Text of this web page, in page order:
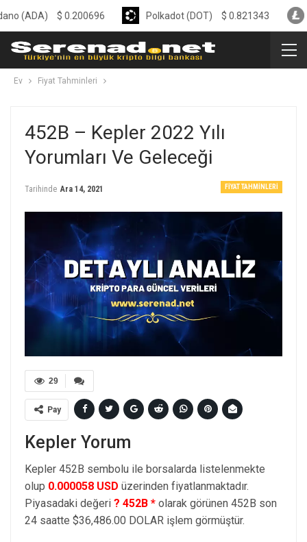
Ev Fiyat Tahminleri
452B – Kepler 2022 Yılı
Yorumları Ve Geleceği
FIYAT TAHMINLERI
Tarihinde Ara 14, 2021
29
Pay
Kepler Yorum
Kepler 452B sembolu ile borsalarda listelenmekte
olup 0.000058 USD üzerinden fiyatlanmaktadır.
Piyasadaki değeri ? 452B * olarak görünen 452B son
24 saatte $36,486.00 DOLAR işlem görmüştür.
$0.200696 Polkadot (DOT) $0.821343